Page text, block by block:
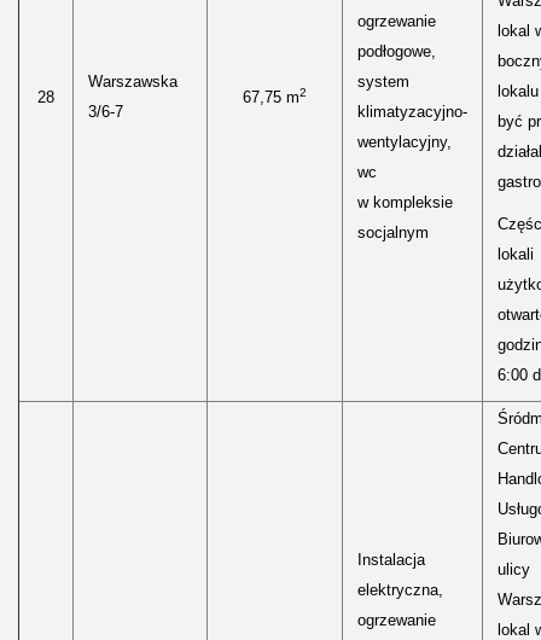
28
Warszawska
3/6-7
67,75 m2
ogrzewanie
podłogowe,
system
klimatyzacyjno-
wentylacyjny,
wc
w kompleksie
socjalnym
lokal
być
lokali
6:00
Instalacja
elektryczna,
ogrzewanie
ulicy
lokal